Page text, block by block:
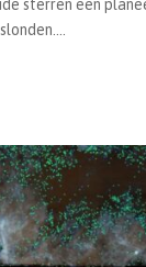
sterren een